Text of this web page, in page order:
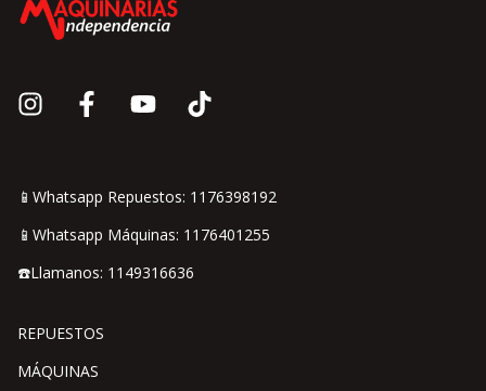
📱Whatsapp Repuestos: 1176398192
📱Whatsapp Máquinas: 1176401255
☎️Llamanos: 1149316636
REPUESTOS
MÁQUINAS